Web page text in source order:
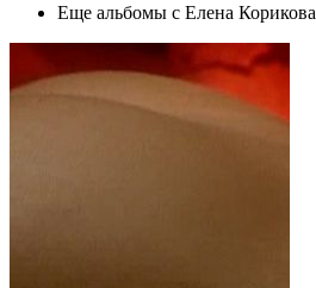
Еще альбомы с Елена Корикова